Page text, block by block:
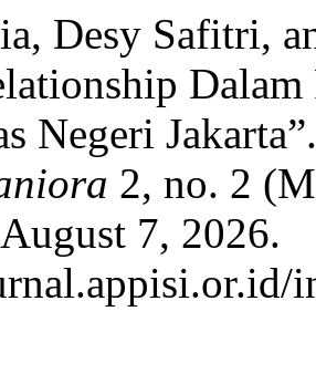
Desy Safitri,
Dalam
Negeri
2, no. 2
7, 2026.